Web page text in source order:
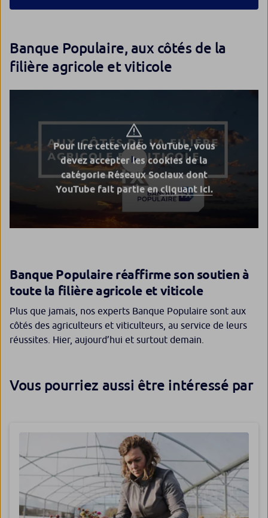
Banque Populaire, aux côtés de la
filière agricole et viticole
Pour lire cette vidéo YouTube, vous
devez accepter les cookies de la
catégorie Réseaux Sociaux dont
YouTube fait partie encliquant ici.
Banque Populaire réaffirme son soutien à
toute la filière agricole et viticole
Plus que jamais, nos experts Banque Populaire sont aux
côtés des agriculteurs et viticulteurs, au service de leurs
réussites. Hier, aujourd’hui et surtout demain.
Vous pourriez aussi être intéressé par